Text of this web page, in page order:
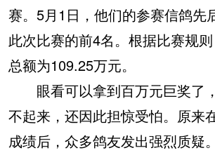
赛。5月1日，他们的参赛信鸽先
此次比赛的前4名。根据比赛规
总额为109.25万元。
眼看可以拿到百万元巨奖了
不起来，还因此担惊受怕。原来
成绩后，众多鸽友发出强烈质疑